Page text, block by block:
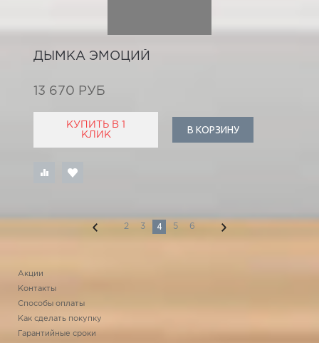
ДЫМКА ЭМОЦИЙ
13 670 РУБ
КУПИТЬ В 1
КЛИК
В КОРЗИНУ
2 3 4 5 6
Акции
Контакты
Способы оплаты
Как сделать покупку
Гарантийные сроки